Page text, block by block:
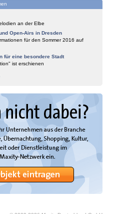
an der Elbe
Open-Airs in Dresden
für den Sommer 2016 auf
für eine besondere Stadt
ist erschienen